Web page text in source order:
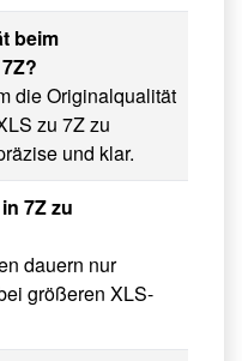
beim
die Originalqualität
zu 7Z zu
und klar.
7Z zu
dauern nur
größeren XLS-